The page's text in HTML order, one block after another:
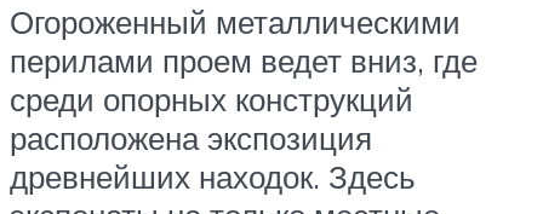
Огороженный металлическими
перилами проем ведет вниз, где
среди опорных конструкций
расположена экспозиция
древнейших находок. Здесь